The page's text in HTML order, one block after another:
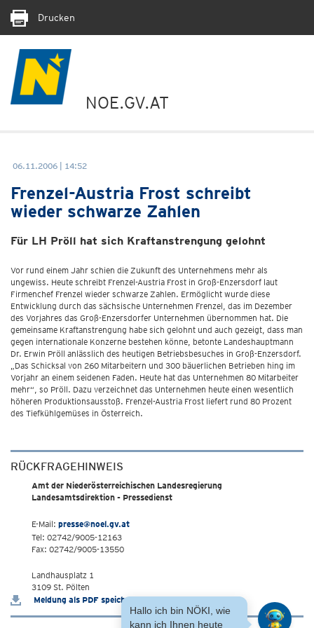
Drucken
NOE.GV.AT
06.11.2006 | 14:52
Frenzel-Austria Frost schreibt
wieder schwarze Zahlen
Für LH Pröll hat sich Kraftanstrengung gelohnt
Vor rund einem Jahr schien die Zukunft des Unternehmens mehr als
ungewiss. Heute schreibt Frenzel-Austria Frost in Groß-Enzersdorf laut
Firmenchef Frenzel wieder schwarze Zahlen. Ermöglicht wurde diese
Entwicklung durch das sächsische Unternehmen Frenzel, das im Dezember
des Vorjahres das Groß-Enzersdorfer Unternehmen übernommen hat. Die
gemeinsame Kraftanstrengung habe sich gelohnt und auch gezeigt, dass man
gegen internationale Konzerne bestehen könne, betonte Landeshauptmann
Dr. Erwin Pröll anlässlich des heutigen Betriebsbesuches in Groß-Enzersdorf.
„Das Schicksal von 260 Mitarbeitern und 300 bäuerlichen Betrieben hing im
Vorjahr an einem seidenen Faden. Heute hat das Unternehmen 80 Mitarbeiter
mehr“, so Pröll. Dazu verzeichnet das Unternehmen heute einen wesentlich
höheren Produktionsausstoß. Frenzel-Austria Frost liefert rund 80 Prozent
des Tiefkühlgemüses in Österreich.
RÜCKFRAGEHINWEIS
Amt der Niederösterreichischen Landesregierung
Landesamtsdirektion - Pressedienst
E-Mail: presse@noel.gv.at
Tel: 02742/9005-12163
Fax: 02742/9005-13550
Landhausplatz 1
3109 St. Pölten
Meldung als PDF speichern
Hallo ich bin NÖKI, wie
kann ich Ihnen heute